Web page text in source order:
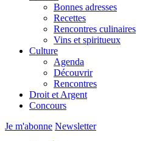
Bonnes adresses
Recettes
Rencontres culinaires
Vins et spiritueux
Culture
Agenda
Découvrir
Rencontres
Droit et Argent
Concours
Je m'abonne Newsletter